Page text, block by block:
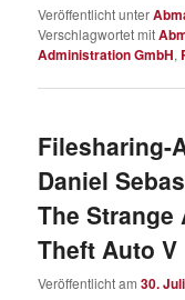
Veröffentlicht unter
Verschlagwortet mit
Administration GmbH,
Filesharing-
Daniel
The Strange
Theft Auto V
Veröffentlicht am30.